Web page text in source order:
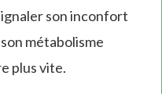
son inconfort
métabolisme
plus vite.